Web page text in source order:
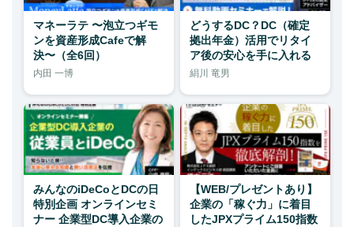
マネーラテ 〜泡立つギモ
ンを資産形成Cafeで解
決〜（全6回）
内田 一博
どうするDC？DC（確定
拠出年金）活用でリタイ
ア後の安心を手に入れる
絹川 竜男
みんなのiDeCoとDCの日
特別企画 オンラインセミ
ナー 企業型DC導入企業の
【WEB/プレゼントあり】
企業の「稼ぐ力」に着目
したJPXプライム150指数